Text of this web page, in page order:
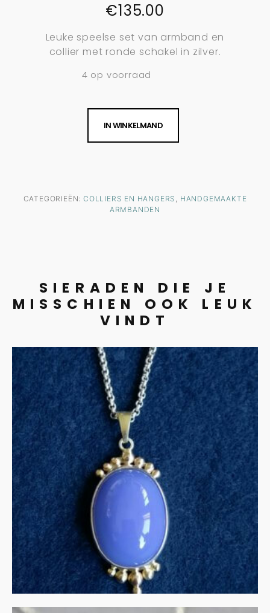
€135.00
Leuke speelse set van armband en
collier met ronde schakel in zilver.
4 op voorraad
IN WINKELMAND
CATEGORIEËN: COLLIERS EN HANGERS , HANDGEMAAKTE
ARMBANDEN
SIERADEN DIE JE
MISSCHIEN OOK LEUK
VINDT
UITVERKOCHT
Collier chalcedoon in zilver
en goud
€275.00
MEER INFORMATIE